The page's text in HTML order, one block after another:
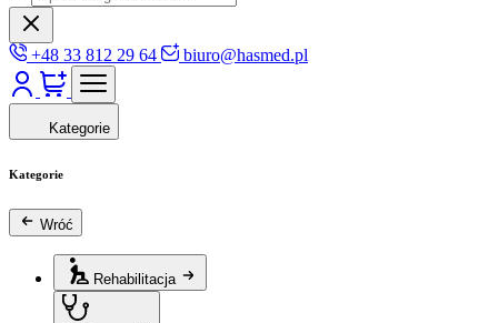
+48 33 812 29 64 biuro@hasmed.pl
Kategorie
Kategorie
Wróć
Rehabilitacja